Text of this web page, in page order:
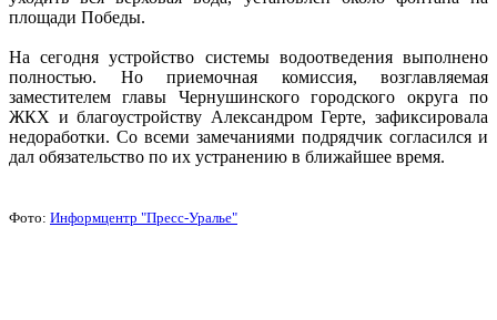
площади Победы.
На сегодня устройство системы водоотведения выполнено
полностью. Но приемочная комиссия, возглавляемая
заместителем главы Чернушинского городского округа по
ЖКХ и благоустройству Александром Герте, зафиксировала
недоработки. Со всеми замечаниями подрядчик согласился и
дал обязательство по их устранению в ближайшее время.
Фото: Информцентр "Пресс-Уралье"